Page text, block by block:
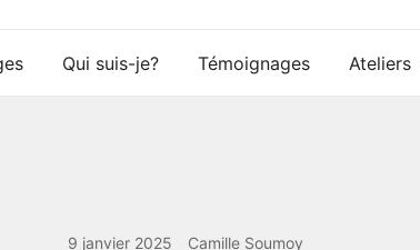
Qui suis-je? Témoignages Ateliers
9 janvier 2025 Camille Soumoy